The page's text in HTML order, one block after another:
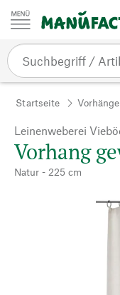
Zum Inhalt springen
Startseite Vorhänge
Leinenweberei
Vorhang
Natur - 225 cm